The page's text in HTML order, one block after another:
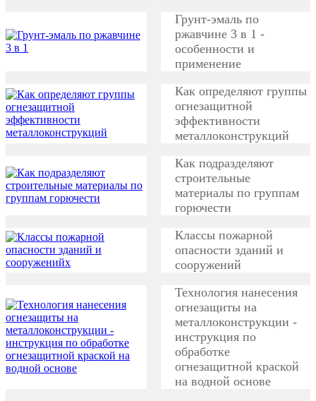
Грунт-эмаль по
ржавчине 3 в 1 -
особенности и
применение
Как определяют группы
огнезащитной
эффективности
металлоконструкций
Как подразделяют
строительные
материалы по группам
горючести
Классы пожарной
опасности зданий и
сооружений
Технология нанесения
огнезащиты на
металлоконструкции -
инструкция по
обработке
огнезащитной краской
на водной основе